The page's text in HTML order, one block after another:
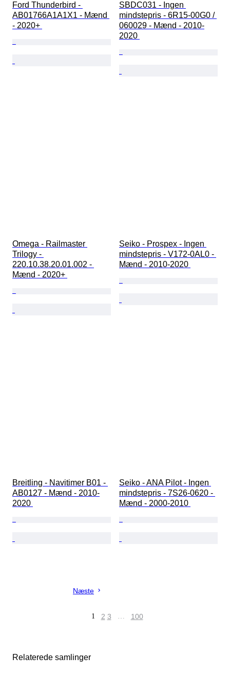
Ford Thunderbird -
AB01766A1A1X1 - Mænd
- 2020+
SBDC031 - Ingen
mindstepris - 6R15-00G0 /
060029 - Mænd - 2010-
2020
Omega - Railmaster
Trilogy -
220.10.38.20.01.002 -
Mænd - 2020+
Seiko - Prospex - Ingen
mindstepris - V172-0AL0 -
Mænd - 2010-2020
Breitling - Navitimer B01 -
AB0127 - Mænd - 2010-
2020
Seiko - ANA Pilot - Ingen
mindstepris - 7S26-0620 -
Mænd - 2000-2010
Næste
1 2 3 … 100
Relaterede samlinger